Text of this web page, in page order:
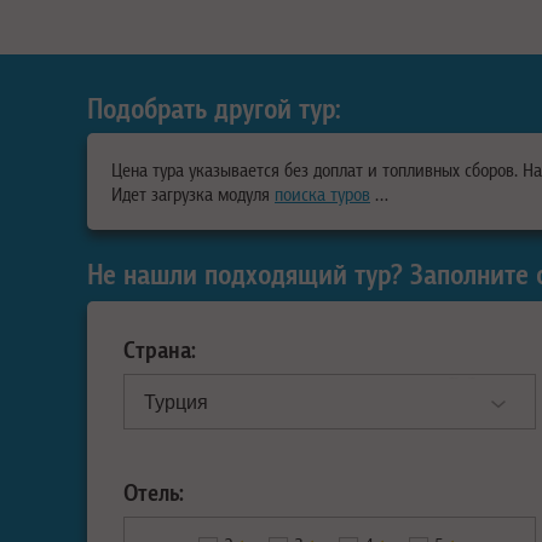
Подобрать другой тур:
Цена тура указывается без доплат и топливных сборов.
Идет загрузка модуля поиска туров …
Не нашли подходящий тур?
Страна:
Отель: